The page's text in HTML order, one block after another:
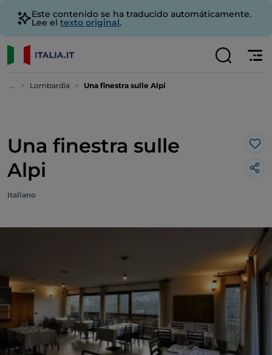
Este contenido se ha traducido automáticamente.
Lee el texto original.
... Lombardía Una finestra sulle Alpi
Una finestra sulle
Alpi
Me
Italiano